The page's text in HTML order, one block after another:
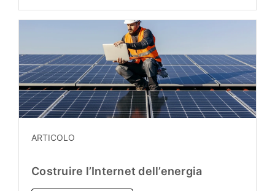
ARTICOLO
Costruire l’Internet dell’energia